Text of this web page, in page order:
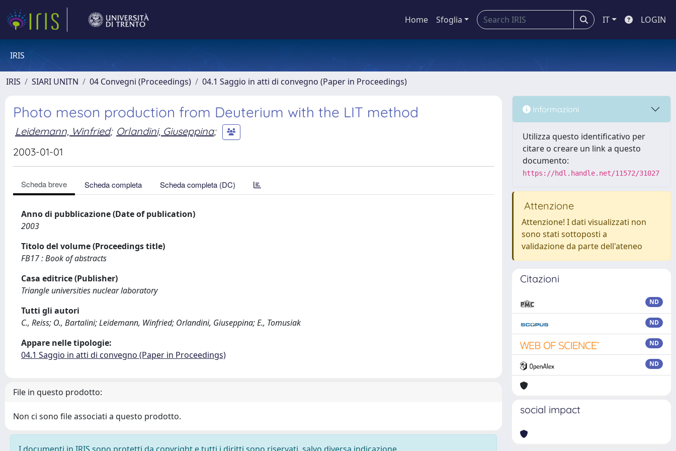
Home Sfoglia IT LOGIN
IRIS
IRIS SIARI UNITN 04 Convegni (Proceedings) 04.1 Saggio in atti di convegno (Paper in Proceedings)
Photo meson production from Deuterium with the LIT method
Leidemann, Winfried; Orlandini, Giuseppina;
2003-01-01
Scheda breve Scheda completa Scheda completa (DC)
Anno di pubblicazione (Date of publication)
2003
Titolo del volume (Proceedings title)
FB17 : Book of abstracts
Casa editrice (Publisher)
Triangle universities nuclear laboratory
Tutti gli autori
C., Reiss; O., Bartalini; Leidemann, Winfried; Orlandini, Giuseppina; E., Tomusiak
Appare nelle tipologie:
04.1 Saggio in atti di convegno (Paper in Proceedings)
File in questo prodotto:
Non ci sono file associati a questo prodotto.
Informazioni
Utilizza questo identificativo per
citare o creare un link a questo
documento:
https://hdl.handle.net/11572/31027
Attenzione
Attenzione! I dati visualizzati non
sono stati sottoposti a
validazione da parte dell'ateneo
Citazioni
ND
ND
ND
ND
social impact